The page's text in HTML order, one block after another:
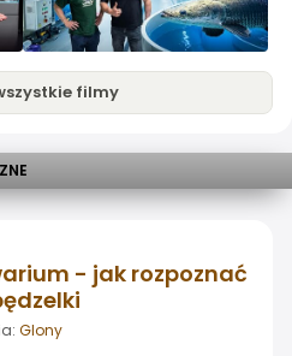
filmy
- jak rozpoznać
Glony